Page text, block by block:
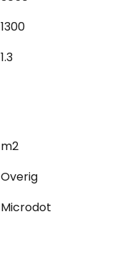
1300
1.3
m2
Overig
Microdot